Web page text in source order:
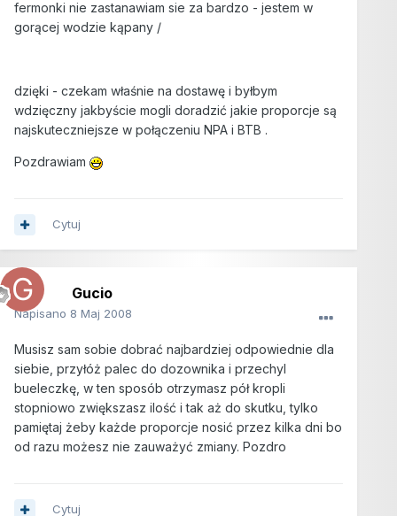
fermonki nie zastanawiam sie za bardzo - jestem w
gorącej wodzie kąpany /
dzięki - czekam właśnie na dostawę i byłbym
wdzięczny jakbyście mogli doradzić jakie proporcje są
najskuteczniejsze w połączeniu NPA i BTB .
Pozdrawiam
Cytuj
Gucio
Napisano 8 Maj 2008
Musisz sam sobie dobrać najbardziej odpowiednie dla
siebie, przyłóż palec do dozownika i przechyl
bueleczkę, w ten sposób otrzymasz pół kropli
stopniowo zwiększasz ilość i tak aż do skutku, tylko
pamiętaj żeby każde proporcje nosić przez kilka dni bo
od razu możesz nie zauważyć zmiany. Pozdro
Cytuj